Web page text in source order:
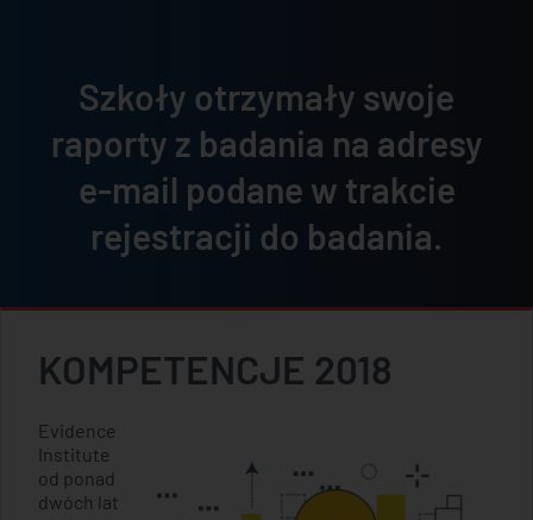
Szkoły otrzymały swoje
raporty z badania na adresy
e-mail podane w trakcie
rejestracji do badania.
KOMPETENCJE 2018
Evidence
Institute
od ponad
dwóch lat